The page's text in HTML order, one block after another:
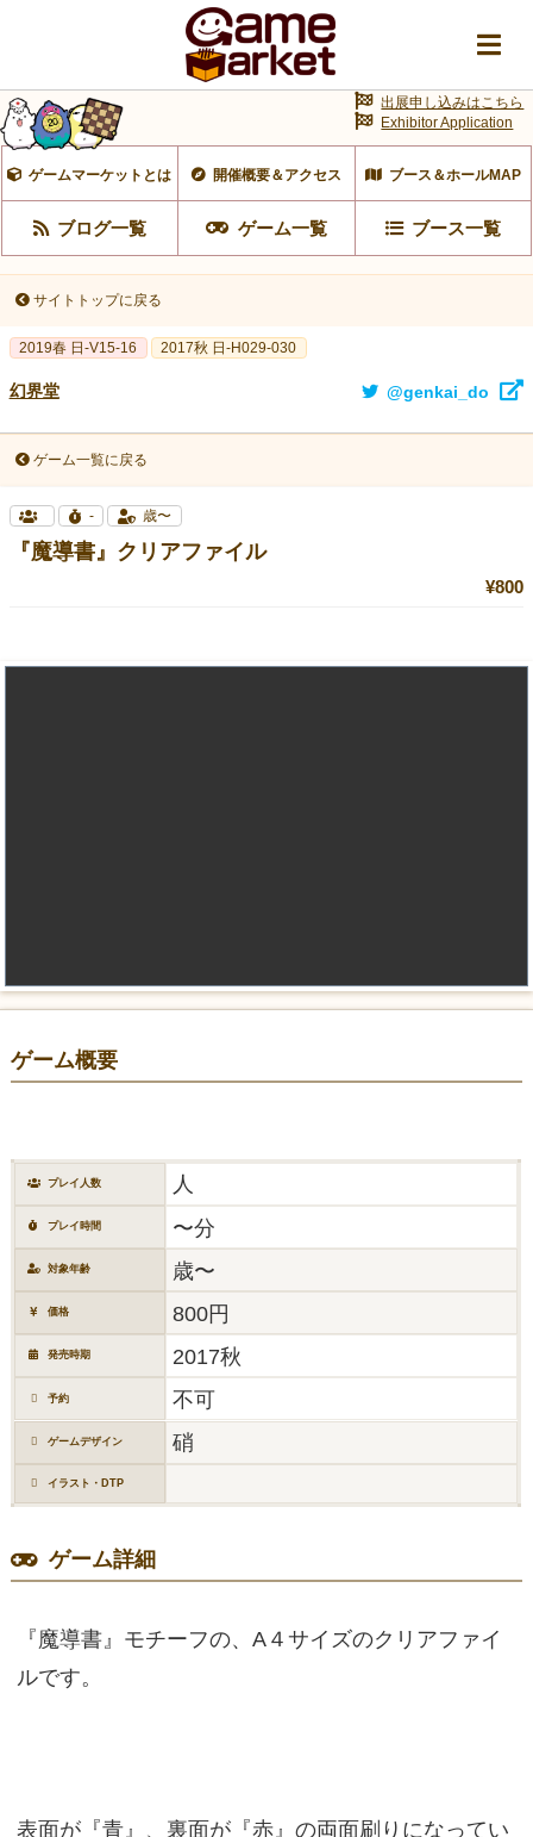
ゲームマーケットとは 開催概要＆アクセス ブース＆ホールMAP
ブログ一覧 ゲーム一覧 ブース一覧
出展申し込みはこちら
Exhibitor Application
サイトトップに戻る
2019春 日-V15-16 2017秋 日-H029-030
幻界堂 @genkai_do
ゲーム一覧に戻る
- 歳〜
『魔導書』クリアファイル
¥800
ゲーム概要
プレイ人数 人
プレイ時間 〜分
対象年齢 歳〜
価格 800円
発売時期 2017秋
予約 不可
ゲームデザイン 硝
イラスト・DTP
ゲーム詳細
『魔導書』モチーフの、A４サイズのクリアファイ
ルです。
表面が『青』、裏面が『赤』の両面刷りになってい